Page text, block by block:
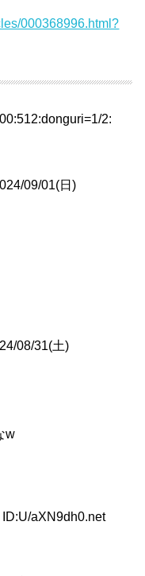
000368996.html?
2:
09/01(日)
08/31(土)
w
ID:U/aXN9dh0.net